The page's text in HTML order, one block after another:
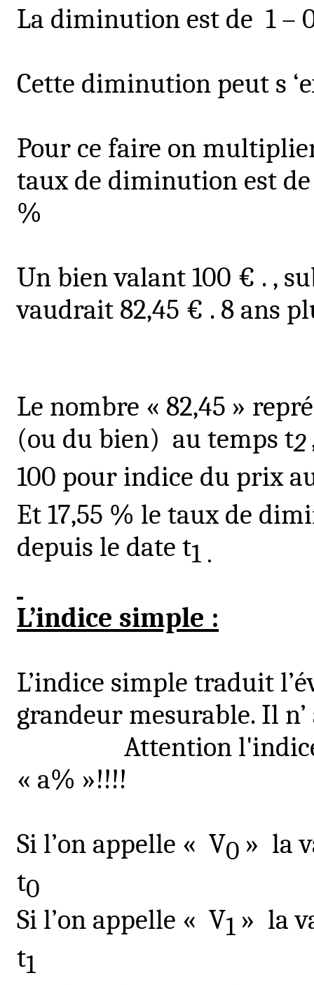
La diminution est de 1 –
Cette diminution peut s
Pour ce faire on
taux de diminution est de
%
Un bien valant 100 € . ,
vaudrait 82,45 € . 8 ans
Le nombre « 82,45 »
(ou du bien) au temps t2
100 pour indice du prix
Et 17,55 % le taux de
depuis le date t1 .
L’indice simple :
L’indice simple traduit
grandeur mesurable. Il
Attention
« a% »!!!!
Si l’on appelle « V0 » la
t0
Si l’on appelle « V1 » la
t1